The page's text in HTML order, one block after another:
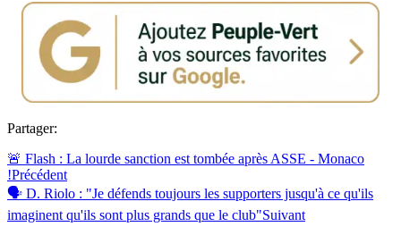
Partager:
🚨 Flash : La lourde sanction est tombée après ASSE - Monaco
!Précédent
🗣 D. Riolo : "Je défends toujours les supporters jusqu'à ce qu'ils
imaginent qu'ils sont plus grands que le club"Suivant